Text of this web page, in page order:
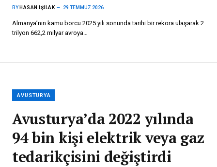
BY HASAN IŞILAK 29 TEMMUZ 2026
Almanya’nın kamu borcu 2025 yılı sonunda tarihi bir rekora ulaşarak 2
trilyon 662,2 milyar avroya…
AVUSTURYA
Avusturya’da 2022 yılında
94 bin kişi elektrik veya gaz
tedarikçisini değiştirdi